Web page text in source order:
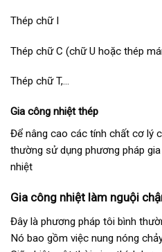
Thép chữ I
Thép chữ C (chữ U hoặc thép
Thép chữ T,…
Gia công nhiệt thép
Để nâng cao các tính chất cơ lý
thường sử dụng phương pháp
nhiệt
Gia công nhiệt làm nguội
Đây là phương pháp tôi bình
Nó bao gồm việc nung nóng